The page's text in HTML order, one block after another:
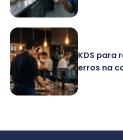
KDS para
erros na